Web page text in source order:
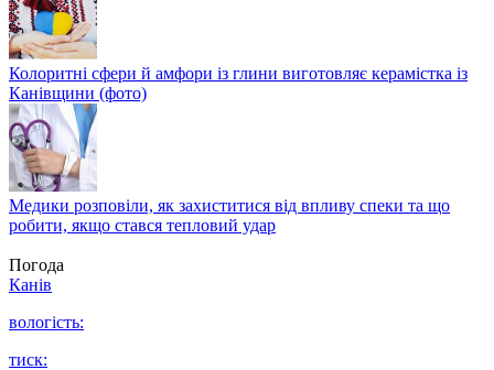
Колоритні сфери й амфори із глини виготовляє керамістка із
Канівщини (фото)
Медики розповіли, як захиститися від впливу спеки та що
робити, якщо стався тепловий удар
Погода
Канів
вологість:
тиск: